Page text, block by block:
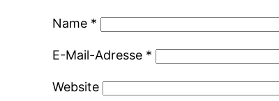
Name *
E-Mail-Adresse *
Website